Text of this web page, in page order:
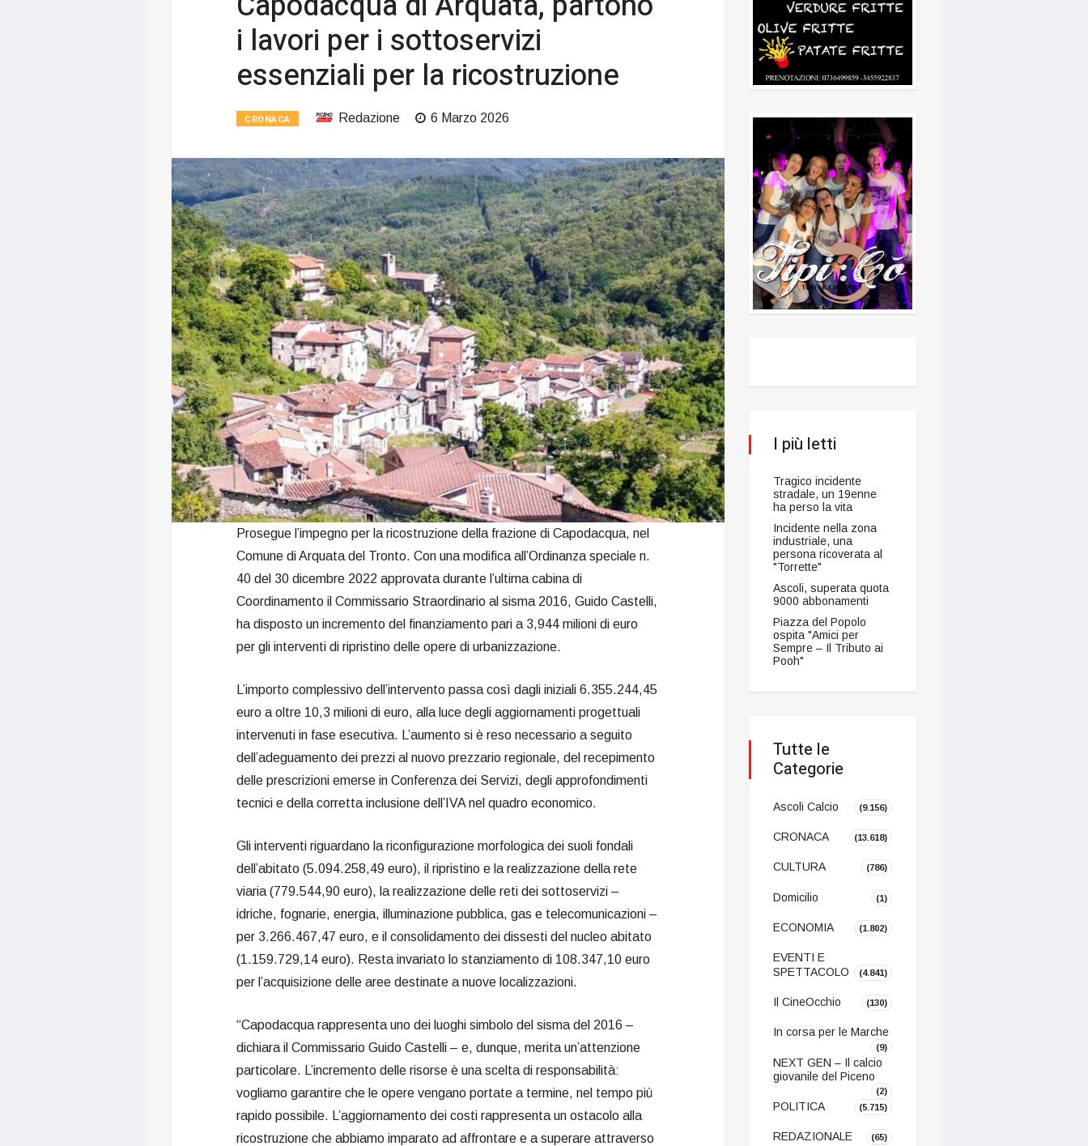
i lavori per i sottoservizi
essenziali per la ricostruzione
CRONACA Redazione 6 Marzo 2026
Prosegue l’impegno per la ricostruzione della frazione di Capodacqua, nel
Comune di Arquata del Tronto. Con una modifica all’Ordinanza speciale n.
40 del 30 dicembre 2022 approvata durante l’ultima cabina di
Coordinamento il Commissario Straordinario al sisma 2016, Guido Castelli,
ha disposto un incremento del finanziamento pari a 3,944 milioni di euro
per gli interventi di ripristino delle opere di urbanizzazione.
L’importo complessivo dell’intervento passa così dagli iniziali 6.355.244,45
euro a oltre 10,3 milioni di euro, alla luce degli aggiornamenti progettuali
intervenuti in fase esecutiva. L’aumento si è reso necessario a seguito
dell’adeguamento dei prezzi al nuovo prezzario regionale, del recepimento
delle prescrizioni emerse in Conferenza dei Servizi, degli approfondimenti
tecnici e della corretta inclusione dell’IVA nel quadro economico.
Gli interventi riguardano la riconfigurazione morfologica dei suoli fondali
dell’abitato (5.094.258,49 euro), il ripristino e la realizzazione della rete
viaria (779.544,90 euro), la realizzazione delle reti dei sottoservizi –
idriche, fognarie, energia, illuminazione pubblica, gas e telecomunicazioni –
per 3.266.467,47 euro, e il consolidamento dei dissesti del nucleo abitato
(1.159.729,14 euro). Resta invariato lo stanziamento di 108.347,10 euro
per l’acquisizione delle aree destinate a nuove localizzazioni.
“Capodacqua rappresenta uno dei luoghi simbolo del sisma del 2016 –
dichiara il Commissario Guido Castelli – e, dunque, merita un’attenzione
particolare. L’incremento delle risorse è una scelta di responsabilità:
vogliamo garantire che le opere vengano portate a termine, nel tempo più
rapido possibile. L’aggiornamento dei costi rappresenta un ostacolo alla
ricostruzione che abbiamo imparato ad affrontare e a superare attraverso
I più letti
Tragico incidente
stradale, un 19enne
ha perso la vita
Incidente nella zona
industriale, una
persona ricoverata al
"Torrette"
Ascoli, superata quota
9000 abbonamenti
Piazza del Popolo
ospita "Amici per
Sempre – Il Tributo ai
Pooh"
Tutte le
Categorie
Ascoli Calcio (9.156)
CRONACA (13.618)
CULTURA (786)
Domicilio (1)
ECONOMIA (1.802)
EVENTI E
SPETTACOLO
(4.841)
Il CineOcchio (130)
In corsa per le Marche
(9)
NEXT GEN – Il calcio
giovanile del Piceno
(2)
POLITICA (5.715)
REDAZIONALE (65)